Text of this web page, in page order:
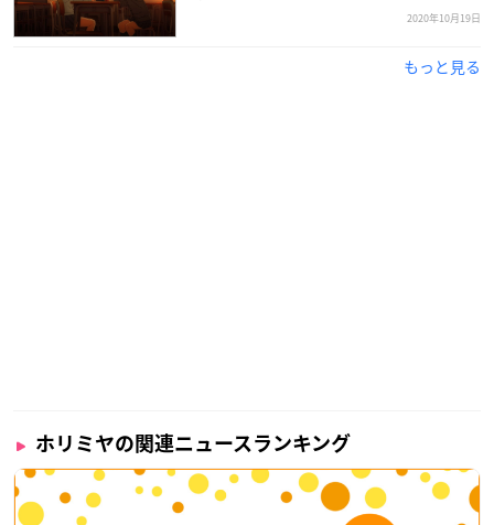
2020年10月19日
もっと見る
ホリミヤの関連ニュースランキング